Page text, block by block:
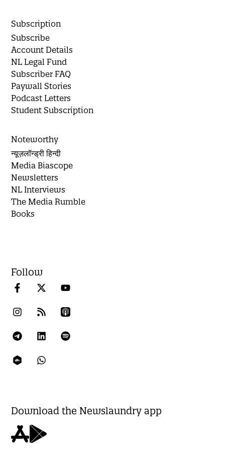
Subscription
Subscribe
Account Details
NL Legal Fund
Subscriber FAQ
Paywall Stories
Podcast Letters
Student Subscription
Noteworthy
न्यूज़लॉन्ड्री हिन्दी
Media Biascope
Newsletters
NL Interviews
The Media Rumble
Books
Follow
Download the Newslaundry app